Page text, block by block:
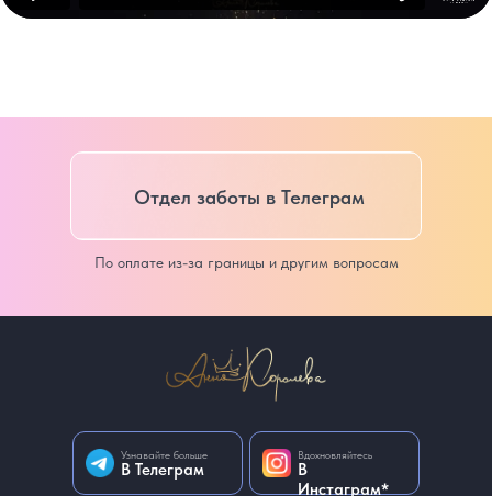
По оплате из-за границы и другим вопросам
Отдел заботы в Телеграм
Узнавайте больше
В Телеграм
Вдохновляйтесь
В
Инстаграм*